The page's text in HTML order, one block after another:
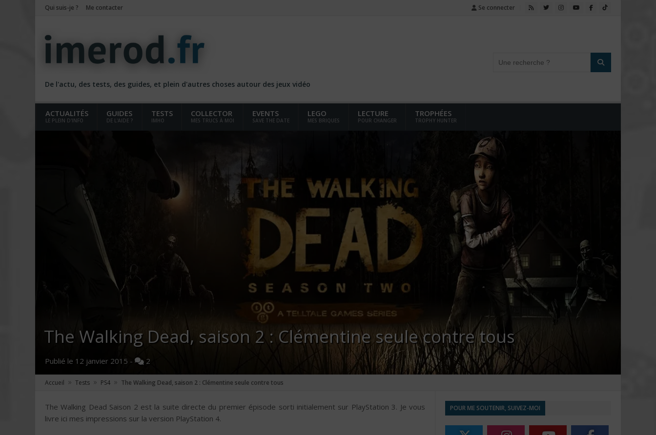
Qui suis-je ? Me contacter Se connecter
De l'actu, des tests, des guides, et plein d'autres choses autour des jeux vidéo
ACTUALITÉS
LE PLEIN D'INFO
GUIDES
DE L'AIDE ?
TESTS
IMHO
COLLECTOR
MES TRUCS À MOI
EVENTS
SAVE THE DATE
LEGO
MES BRIQUES
LECTURE
POUR CHANGER
TROPHÉES
TROPHY HUNTER
The Walking Dead, saison 2 : Clémentine seule contre tous
Publié le 12 janvier 2015 - 2
Accueil » Tests » PS4 » The Walking Dead, saison 2 : Clémentine seule contre tous
The Walking Dead Saison 2 est la suite directe du premier épisode sorti initialement sur PlayStation 3. Je vous
livre ici mes impressions sur la version PlayStation 4.
POUR ME SOUTENIR, SUIVEZ-MOI